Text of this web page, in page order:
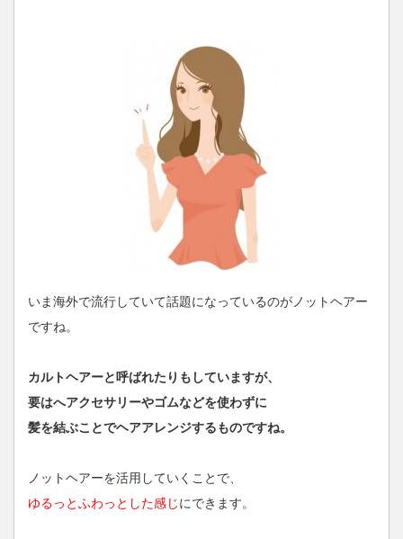
いま海外で流行していて話題になっているのがノットヘアー
ですね。
カルトヘアーと呼ばれたりもしていますが、
要はへアクセサリーやゴムなどを使わずに
髪を結ぶことでヘアアレンジするものですね。
ノットヘアーを活用していくことで、
ゆるっとふわっとした感じにできます。